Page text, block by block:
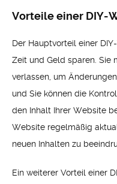
Vorteile einer DIY-
Der Hauptvorteil einer
Zeit und Geld sparen. Sie
verlassen, um
und Sie können die
den Inhalt Ihrer Website
Website regelmäßig
neuen Inhalten zu
Ein weiterer Vorteil einer